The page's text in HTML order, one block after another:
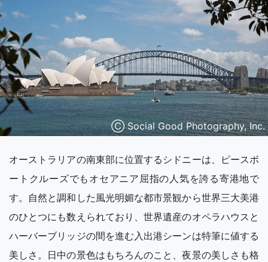
Ⓒ Social Good Photography, Inc.
オーストラリアの南東部に位置するシドニーは、ピースボ
ートクルーズでもオセアニア屈指の人気を誇る寄港地で
す。自然と調和した風光明媚な都市景観から世界三大美港
のひとつにも数えられており、世界遺産のオペラハウスと
ハーバーブリッジの間を進む入出港シーンは特筆に値する
美しさ。日中の景色はもちろんのこと、夜景の美しさも格